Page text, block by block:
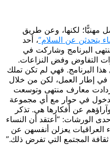
لكنها، وعن طريق
يتحدثن عن السلام”، أحد
البرنامج وشاركت في
التفاوض وفض النزاعات.
البرنامج. فهي لم تكن تملك
في إطار العمل، لكن من خلال
ازدادت معارف منتهى وتوسعت
في حوار مع أي مجموعة
عن أفكارها هي. تذكر
الورشات: “أعتقد أن النساء
العراقيات يعزلن أنفسهن عن
المجتمع التي تفرض ذلك.”